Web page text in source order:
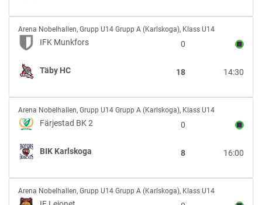
IFK
Munkfors
vs
Täby
HC
Arena Nobelhallen, Grupp U14 Grupp A (Karlskoga), Klass U14
IFK Munkfors 0
Täby HC 14:30
18
Färjestad
BK
2
vs
BIK
Arena Nobelhallen, Grupp U14 Grupp A (Karlskoga), Klass U14
Färjestad BK 2 0
BIK Karlskoga 16:00
8
IF
Lejonet
Arena Nobelhallen, Grupp U14 Grupp A (Karlskoga), Klass U14